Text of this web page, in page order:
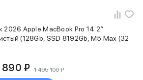
2026 Apple MacBook Pro 14.2″
(128Gb, SSD 8192Gb, M5 Max (32
890 ₽ 1 495 100 ₽